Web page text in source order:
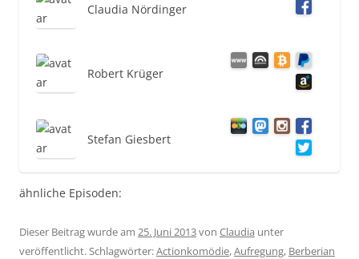
Claudia Nördinger
Robert Krüger
Stefan Giesbert
ähnliche Episoden:
Dieser Beitrag wurde am 25. Juni 2013von Claudia unter
veröffentlicht. Schlagwörter:Actionkomödie,Aufregung, Berberian